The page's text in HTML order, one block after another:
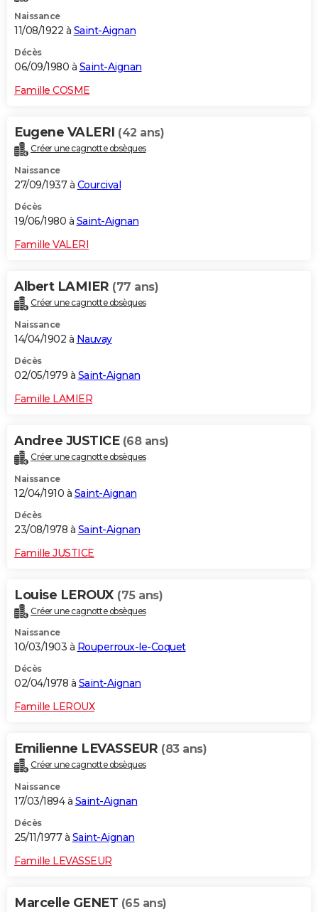
Naissance
11/08/1922 à Saint-Aignan
Décès
06/09/1980 à Saint-Aignan
Famille COSME
Eugene VALERI (42 ans)
Créer une cagnotte obsèques
Naissance
27/09/1937 à Courcival
Décès
19/06/1980 à Saint-Aignan
Famille VALERI
Albert LAMIER (77 ans)
Créer une cagnotte obsèques
Naissance
14/04/1902 à Nauvay
Décès
02/05/1979 à Saint-Aignan
Famille LAMIER
Andree JUSTICE (68 ans)
Créer une cagnotte obsèques
Naissance
12/04/1910 à Saint-Aignan
Décès
23/08/1978 à Saint-Aignan
Famille JUSTICE
Louise LEROUX (75 ans)
Créer une cagnotte obsèques
Naissance
10/03/1903 à Rouperroux-le-Coquet
Décès
02/04/1978 à Saint-Aignan
Famille LEROUX
Emilienne LEVASSEUR (83 ans)
Créer une cagnotte obsèques
Naissance
17/03/1894 à Saint-Aignan
Décès
25/11/1977 à Saint-Aignan
Famille LEVASSEUR
Marcelle GENET (65 ans)